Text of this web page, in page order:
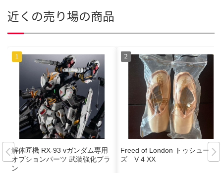
近くの売り場の商品
解体匠機 RX-93 vガンダム専用
オプションパーツ 武装強化プラ
ン
Freed of London トゥシュー
ズ V 4 XX